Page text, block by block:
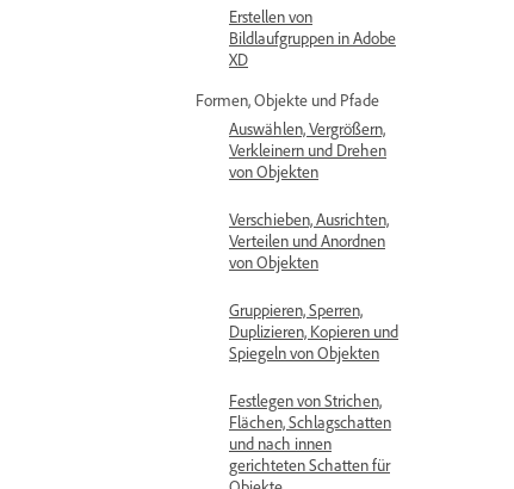
Erstellen von
Bildlaufgruppen in Adobe
XD
Formen, Objekte und Pfade
Auswählen, Vergrößern,
Verkleinern und Drehen
von Objekten
Verschieben, Ausrichten,
Verteilen und Anordnen
von Objekten
Gruppieren, Sperren,
Duplizieren, Kopieren und
Spiegeln von Objekten
Festlegen von Strichen,
Flächen, Schlagschatten
und nach innen
gerichteten Schatten für